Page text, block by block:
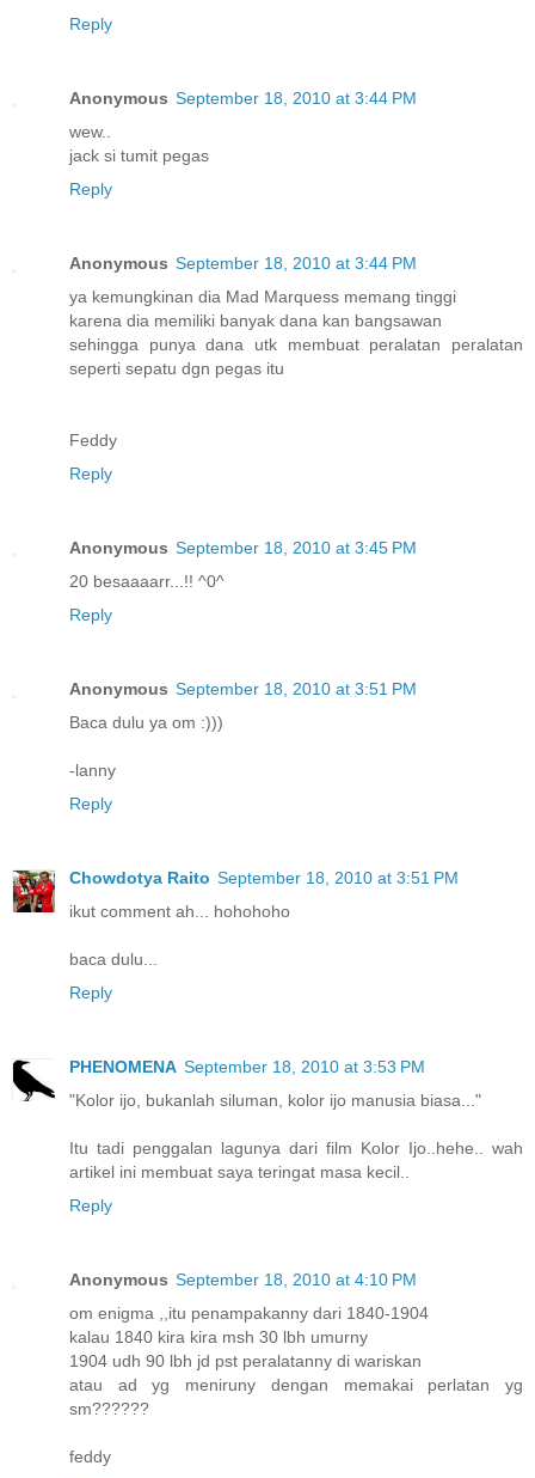
Reply
Anonymous September 18, 2010 at 3:44 PM
wew..
jack si tumit pegas
Reply
Anonymous September 18, 2010 at 3:44 PM
ya kemungkinan dia Mad Marquess memang tinggi
karena dia memiliki banyak dana kan bangsawan
sehingga punya dana utk membuat peralatan peralatan
seperti sepatu dgn pegas itu
Feddy
Reply
Anonymous September 18, 2010 at 3:45 PM
20 besaaaarr...!! ^0^
Reply
Anonymous September 18, 2010 at 3:51 PM
Baca dulu ya om :)))
-lanny
Reply
Chowdotya Raito September 18, 2010 at 3:51 PM
ikut comment ah... hohohoho
baca dulu...
Reply
PHENOMENA September 18, 2010 at 3:53 PM
"Kolor ijo, bukanlah siluman, kolor ijo manusia biasa..."
Itu tadi penggalan lagunya dari film Kolor Ijo..hehe.. wah
artikel ini membuat saya teringat masa kecil..
Reply
Anonymous September 18, 2010 at 4:10 PM
om enigma ,,itu penampakanny dari 1840-1904
kalau 1840 kira kira msh 30 lbh umurny
1904 udh 90 lbh jd pst peralatanny di wariskan
atau ad yg meniruny dengan memakai perlatan yg
sm??????
feddy